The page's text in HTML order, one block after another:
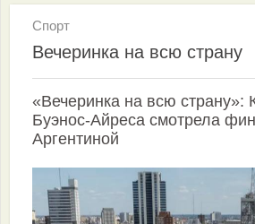
Спорт
Вечеринка на всю страну
«Вечеринка на всю страну»:
Буэнос-Айреса смотрела
Аргентиной